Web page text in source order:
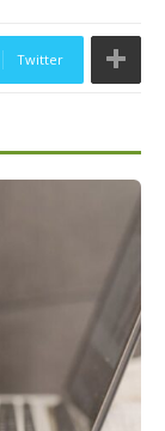
Twitter